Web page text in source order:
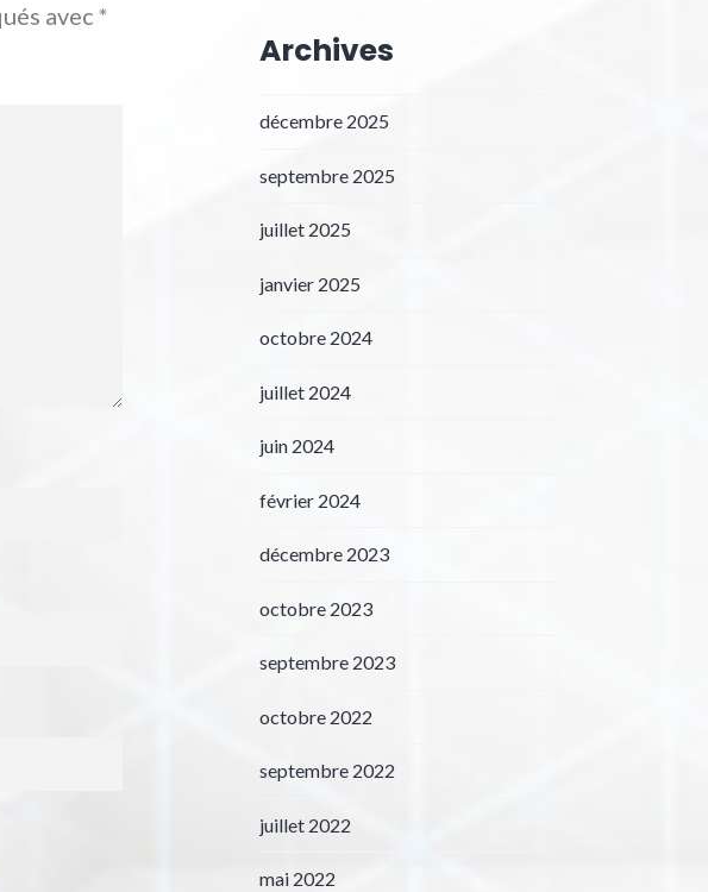
avec *
Archives
décembre 2025
septembre 2025
juillet 2025
janvier 2025
octobre 2024
juillet 2024
juin 2024
février 2024
décembre 2023
octobre 2023
septembre 2023
octobre 2022
septembre 2022
juillet 2022
mai 2022